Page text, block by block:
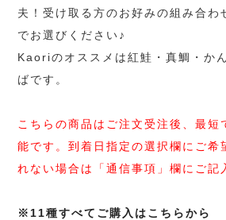
夫！受け取る方のお好みの組み合わ
でお選びください♪
Kaoriのオススメは紅鮭・真鯛・か
ばです。
こちらの商品はご注文受注後、最短
能です。到着日指定の選択欄にご希
れない場合は「通信事項」欄にご記
※11種すべてご購入はこちらから